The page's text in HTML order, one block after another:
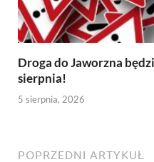
Droga do Jaworzna
sierpnia!
5 sierpnia, 2026
POPRZEDNI ARTYKUŁ